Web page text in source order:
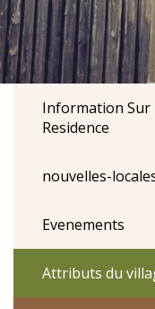
Information Sur
Residence
nouvelles-
Evenements
Attributs du